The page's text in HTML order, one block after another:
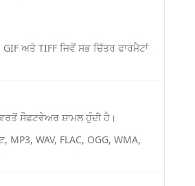
ਅਤੇ TIFF ਜਿਵੇਂ ਸਭ ਚਿੱਤਰ ਫਾਰਮੈਟਾਂ
ਸੌਫਟਵੇਅਰ ਸ਼ਾਮਲ ਹੁੰਦੀ ਹੈ।
WAV, FLAC, OGG, WMA,